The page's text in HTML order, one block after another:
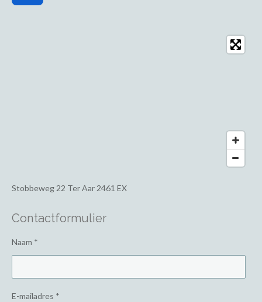
Stobbeweg 22 Ter Aar 2461 EX
Contactformulier
Naam *
E-mailadres *